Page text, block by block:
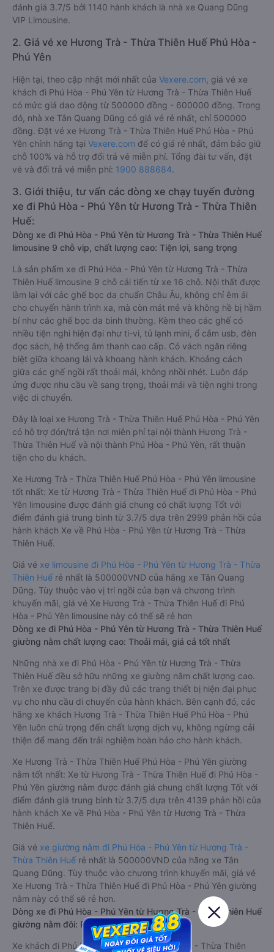
đánh giá 3.7/5 bởi 1140 hành khách là nhà xe Quang Dũng
VIP Limousine.
2. Giá vé xe Hương Trà - Thừa Thiên Huế Phú Hòa -
Phú Yên
Hiện tại, theo cập nhật mới nhất của Vexere.com , giá vé xe
khách đi Phú Hòa - Phú Yên từ Hương Trà - Thừa Thiên Huế
có mức giá dao động từ 500000 đồng - 600000 đồng. Trong
đó, nhà xe Tân Quang Dũng có giá vé rẻ nhất, chỉ 500000
đồng. Đặt vé xe Hương Trà - Thừa Thiên Huế Phú Hòa - Phú
Yên chính hãng tại Vexere.com để có giá rẻ nhất, đảm bảo giữ
chỗ 100% và hỗ trợ đổi trả vé miễn phí. Tổng đài tư vấn, đặt
vé và đổi trả vé miễn phí: 1900 888684.
3. Giới thiệu, tư vấn các dòng xe chạy tuyến đường
xe đi Phú Hòa - Phú Yên từ Hương Trà - Thừa Thiên
Huế:
Dòng xe đi Phú Hòa - Phú Yên từ Hương Trà - Thừa Thiên Huế
limousine 9 chỗ vip, chất lượng cao: Tiện lợi, sang trọng
Là sản phẩm xe đi Phú Hòa - Phú Yên từ Hương Trà - Thừa
Thiên Huế limousine 9 chỗ cải tiến từ xe 16 chỗ. Nội thất được
làm lại với các ghế bọc da chuẩn Châu Âu, không chỉ êm ái
cho chuyến hành trình xa, mà còn mát mẻ và không hề bị hầm
bí như các ghế bọc da bình thường. Kèm theo các ghế có
nhiều tiện nghi hiện đại như ti-vi, tủ lạnh mini, ổ cắm usb, đèn
đọc sách, hệ thống âm thanh cao cấp. Có vách ngăn riêng
biệt giữa khoang lái và khoang hành khách. Khoảng cách
giữa các ghế ngồi rất thoải mái, không nhồi nhét. Luôn đáp
ứng được nhu cầu về sang trọng, thoải mái và tiện nghi trong
việc di chuyển.
Đây là loại xe Hương Trà - Thừa Thiên Huế Phú Hòa - Phú Yên
có hỗ trợ đón/trả tận nơi miễn phí tại nội thành Hương Trà -
Thừa Thiên Huế và nội thành Phú Hòa - Phú Yên, rất thuận
tiện cho du khách.
Xe Hương Trà - Thừa Thiên Huế Phú Hòa - Phú Yên limousine
tốt nhất: Xe từ Hương Trà - Thừa Thiên Huế đi Phú Hòa - Phú
Yên limousine được đánh giá chung có chất lượng Tốt với
điểm đánh giá trung bình từ 3.7/5 dựa trên 2999 phản hồi của
hành khách Xe về Phú Hòa - Phú Yên từ Hương Trà - Thừa
Thiên Huế.
Giá vé xe limousine đi Phú Hòa - Phú Yên từ Hương Trà - Thừa
Thiên Huế rẻ nhất là 500000VND của hãng xe Tân Quang
Dũng. Tùy thuộc vào vị trí ngồi của bạn và chương trình
khuyến mãi, giá vé Xe Hương Trà - Thừa Thiên Huế đi Phú
Hòa - Phú Yên limousine này có thể sẽ rẻ hơn
Dòng xe đi Phú Hòa - Phú Yên từ Hương Trà - Thừa Thiên Huế
giường nằm chất lượng cao: Thoải mái, giá cả tốt nhất
Những nhà xe đi Phú Hòa - Phú Yên từ Hương Trà - Thừa
Thiên Huế đều sở hữu những xe giường nằm chất lượng cao.
Trên xe được trang bị đầy đủ các trang thiết bị hiện đại phục
vụ cho nhu cầu di chuyển của hành khách. Bên cạnh đó, các
hãng xe khách Hương Trà - Thừa Thiên Huế Phú Hòa - Phú
Yên luôn chú trọng đến chất lượng dịch vụ, không ngừng cải
thiện để mang đến trải nghiệm hoàn hảo cho hành khách.
Xe Hương Trà - Thừa Thiên Huế Phú Hòa - Phú Yên giường
nằm tốt nhất: Xe từ Hương Trà - Thừa Thiên Huế đi Phú Hòa -
Phú Yên giường nằm được đánh giá chung chất lượng Tốt với
điểm đánh giá trung bình từ 3.7/5 dựa trên 4139 phản hồi của
hành khách Xe về Phú Hòa - Phú Yên từ Hương Trà - Thừa
Thiên Huế.
Giá vé xe giường nằm đi Phú Hòa - Phú Yên từ Hương Trà -
Thừa Thiên Huế rẻ nhất là 500000VND của hãng xe Tân
Quang Dũng. Tùy thuộc vào chương trình khuyến mãi, giá vé
Xe Hương Trà - Thừa Thiên Huế đi Phú Hòa - Phú Yên giường
nằm này có thể sẽ rẻ hơn.
Dòng xe đi Phú Hòa - Phú Yên từ Hương Trà - Thừa Thiên Huế
giường nằm đôi: Riêng tư, đầy đủ tiện nghi
Xe khách đi Phú Hòa - Phú Yên từ Hương Trà - Thừa Thiên